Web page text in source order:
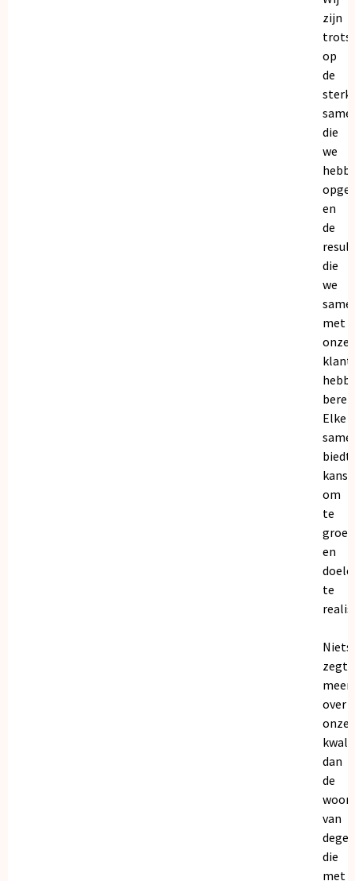
zijn
trots
op
de
die
we
en
de
die
we
met
onze
Elke
biedt
om
te
en
te
Niets
zegt
meer
over
onze
dan
de
van
die
met